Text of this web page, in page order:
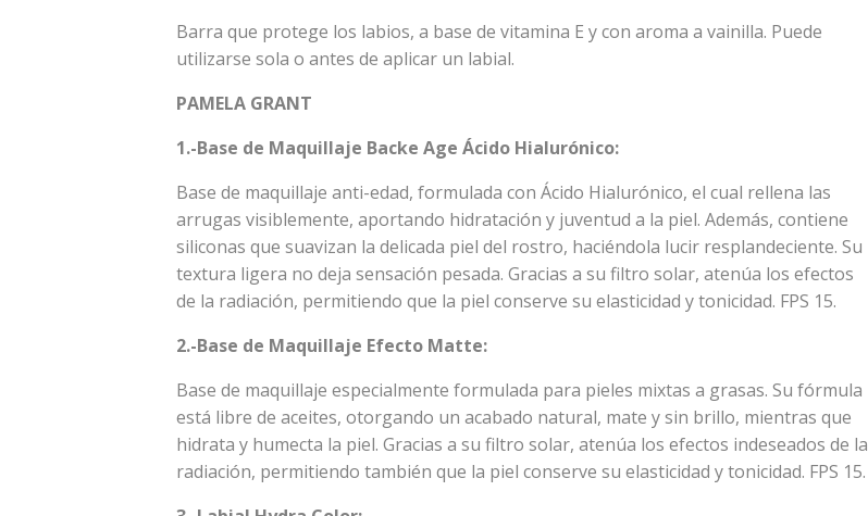
Barra que protege los labios, a base de vitamina E y con aroma a vainilla. Puede
utilizarse sola o antes de aplicar un labial.
PAMELA GRANT
1.-Base de Maquillaje Backe Age Ácido Hialurónico:
Base de maquillaje anti-edad, formulada con Ácido Hialurónico, el cual rellena las
arrugas visiblemente, aportando hidratación y juventud a la piel. Además, contiene
siliconas que suavizan la delicada piel del rostro, haciéndola lucir resplandeciente. Su
textura ligera no deja sensación pesada. Gracias a su filtro solar, atenúa los efectos
de la radiación, permitiendo que la piel conserve su elasticidad y tonicidad. FPS 15.
2.-Base de Maquillaje Efecto Matte:
Base de maquillaje especialmente formulada para pieles mixtas a grasas. Su fórmula
está libre de aceites, otorgando un acabado natural, mate y sin brillo, mientras que
hidrata y humecta la piel. Gracias a su filtro solar, atenúa los efectos indeseados de la
radiación, permitiendo también que la piel conserve su elasticidad y tonicidad. FPS 15.